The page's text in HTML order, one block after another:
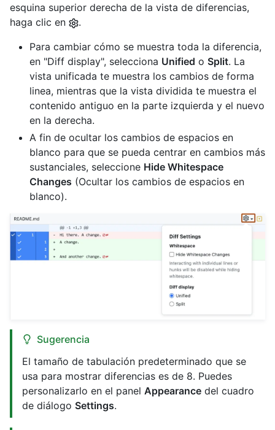
esquina superior derecha de la vista de diferencias,
haga clic en
.
Para cambiar cómo se muestra toda la diferencia,
en "Diff display", selecciona Unified o Split. La
vista unificada te muestra los cambios de forma
linea, mientras que la vista dividida te muestra el
contenido antiguo en la parte izquierda y el nuevo
en la derecha.
A fin de ocultar los cambios de espacios en
blanco para que se pueda centrar en cambios más
sustanciales, seleccione Hide Whitespace
Changes (Ocultar los cambios de espacios en
blanco).
Sugerencia
El tamaño de tabulación predeterminado que se
usa para mostrar diferencias es de 8. Puedes
personalizarlo en el panel Appearance del cuadro
de diálogo Settings.